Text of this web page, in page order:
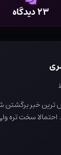
۲۳ دیدگاه
خبر برگشتن
سخت تره